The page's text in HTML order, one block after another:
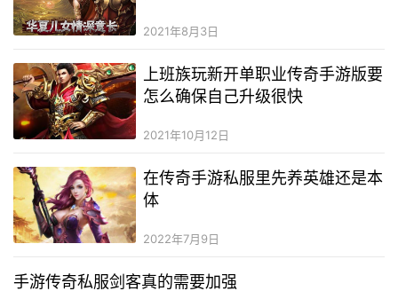
2021年8月3日
上班族玩新开单职业传奇手游版要
怎么确保自己升级很快
2021年10月12日
在传奇手游私服里先养英雄还是本
体
2022年7月9日
手游传奇私服剑客真的需要加强